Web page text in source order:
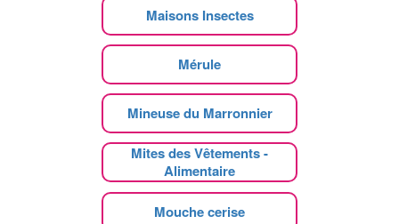
Maisons Insectes
Mérule
Mineuse du Marronnier
Mites des Vêtements -
Alimentaire
Mouche cerise